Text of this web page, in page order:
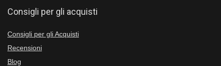
Consigli per gli acquisti
Consigli per gli Acquisti
Recensioni
Blog